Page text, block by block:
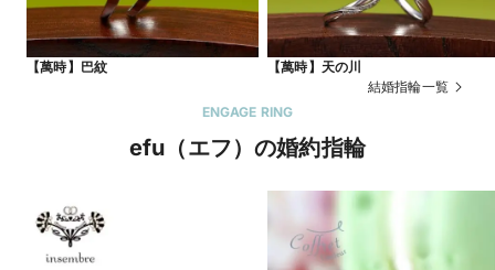
【萬時】巴紋
【萬時】天の川
結婚指輪一覧
ENGAGE RING
efu（エフ）の婚約指輪